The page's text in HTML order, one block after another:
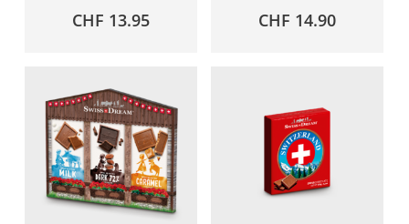
CHF 13.95
CHF 14.90